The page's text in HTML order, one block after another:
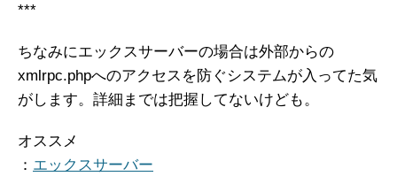
***
ちなみにエックスサーバーの場合は外部からの
xmlrpc.phpへのアクセスを防ぐシステムが入ってた気
がします。詳細までは把握してないけども。
オススメ
： エックスサーバー